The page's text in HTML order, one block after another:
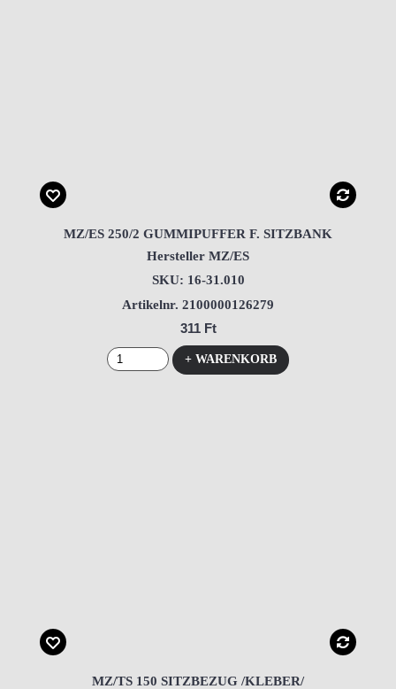
MZ/ES 250/2 GUMMIPUFFER F. SITZBANK
Hersteller MZ/ES
SKU: 16-31.010
Artikelnr. 2100000126279
311 Ft
+ WARENKORB
MZ/TS 150 SITZBEZUG /KLEBER/